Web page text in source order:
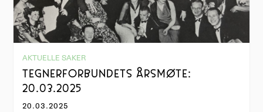
AKTUELLE SAKER
TEGNERFORBUNDETS ÅRSMØTE:
20.03.2025
20.03.2025